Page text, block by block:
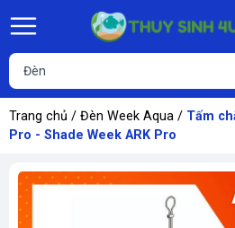
Trang chủ / Đèn Week Aqua / Tấm
Pro - Shade Week ARK Pro